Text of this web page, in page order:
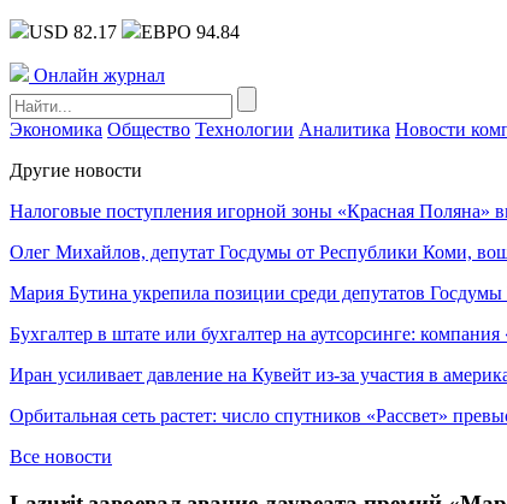
USD 82.17 ЕВРО 94.84
Онлайн журнал
Экономика Общество Технологии Аналитика Новости
Другие новости
Налоговые поступления игорной зоны «Красная Поляна»
Олег Михайлов, депутат Госдумы от Республики Коми,
Мария Бутина укрепила позиции среди депутатов
Бухгалтер в штате или бухгалтер на аутсорсинге:
Иран усиливает давление на Кувейт из-за участия в
Орбитальная сеть растет: число спутников «Рассвет»
Все новости